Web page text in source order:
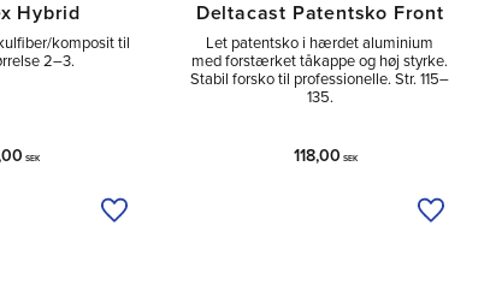
Hybrid
komposit til
2–3.
SEK
Tilføj til ønskeliste
Deltacast Patentsko Front
Let patentsko i hærdet aluminium
med forstærket tåkappe og høj styrke.
Stabil for­sko til professionelle. Str. 115–
135.
118,00 SEK
Tilføj til